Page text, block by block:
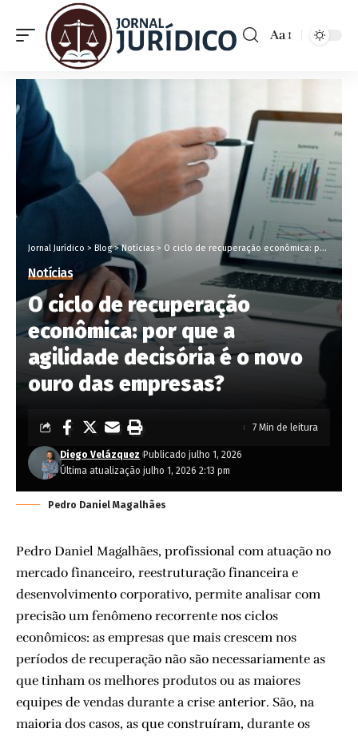
Aa
Jornal Jurídico > Blog>Notícias > O ciclo de recuperação econômica: por que a agilidade decisória é o novo ouro das empresas?
Notícias
O ciclo de recuperação
econômica: por que a
agilidade decisória é o novo
ouro das empresas?
Última atualização julho 1, 2026 2:13 pm
Diego Velázquez Publicado julho 1, 2026
7 Min de leitura
Pedro Daniel Magalhães
Pedro Daniel Magalhães, profissional com atuação no
mercado financeiro, reestruturação financeira e
desenvolvimento corporativo, permite analisar com
precisão um fenômeno recorrente nos ciclos
econômicos: as empresas que mais crescem nos
períodos de recuperação não são necessariamente as
que tinham os melhores produtos ou as maiores
equipes de vendas durante a crise anterior. São, na
maioria dos casos, as que construíram, durante os